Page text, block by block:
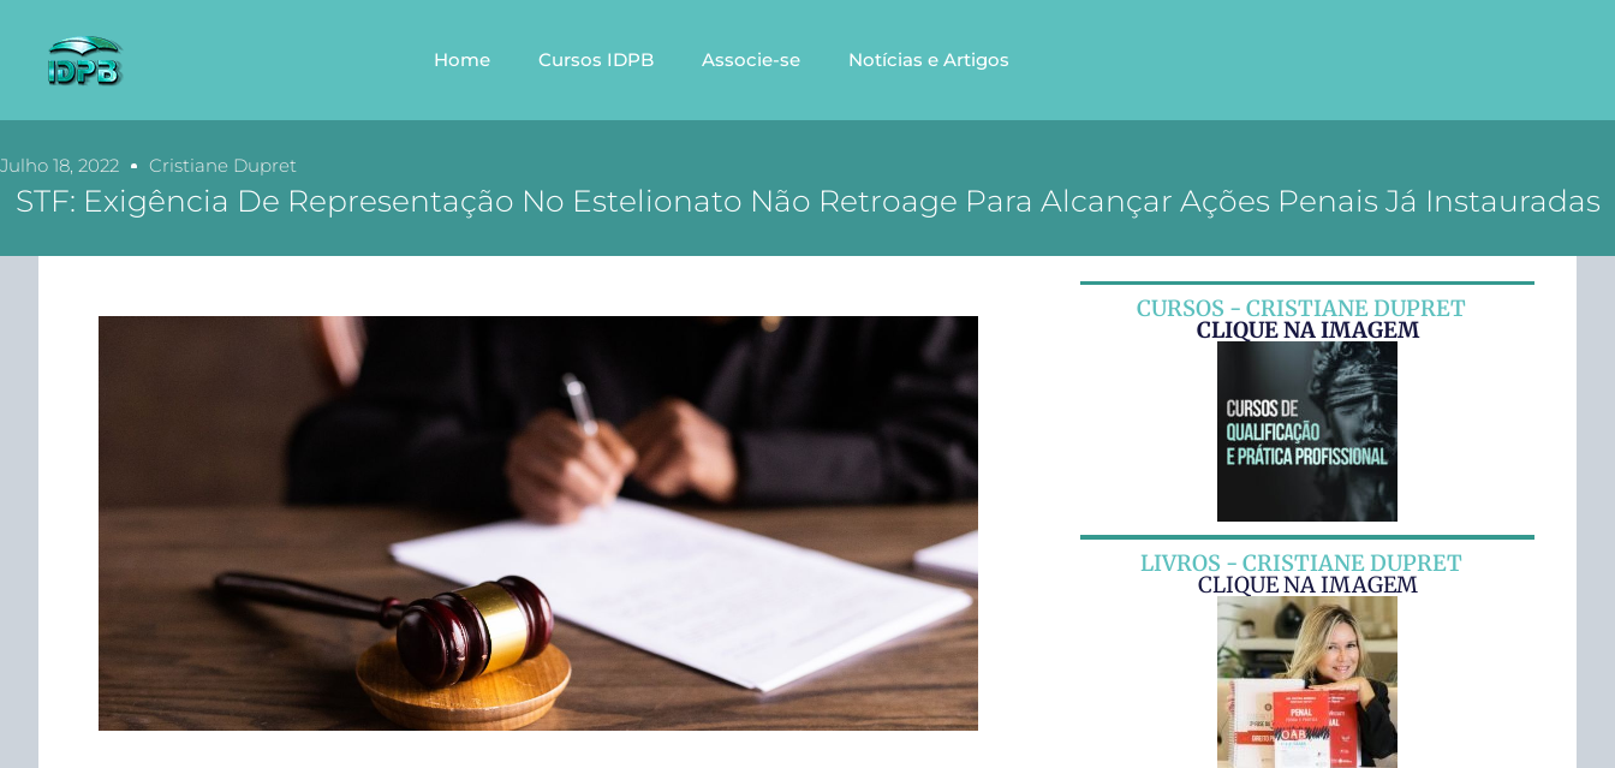
Home Cursos IDPB Associe-se Notícias e Artigos
Julho 18, 2022 Cristiane Dupret
STF: Exigência De Representação No Estelionato Não Retroage Para Alcançar Ações Penais Já Instauradas
CURSOS - CRISTIANE DUPRET
CLIQUE NA IMAGEM
LIVROS - CRISTIANE DUPRET
CLIQUE NA IMAGEM